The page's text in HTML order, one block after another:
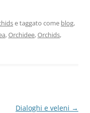
e taggato come blog,
,Orchidee,Orchids,
Dialoghi e veleni →